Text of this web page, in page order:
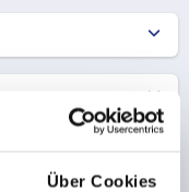
Über Cookies